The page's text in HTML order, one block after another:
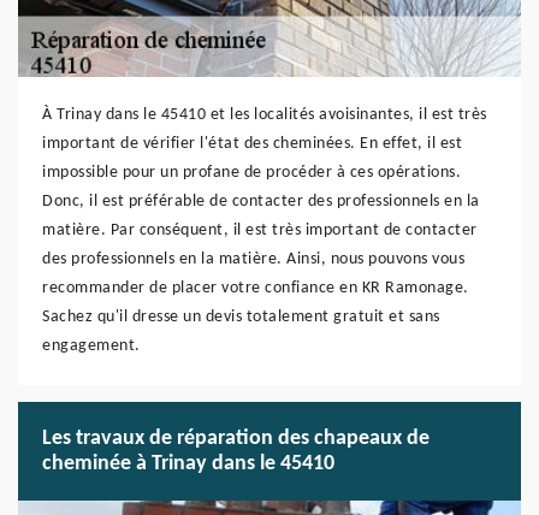
À Trinay dans le 45410 et les localités avoisinantes, il est très
important de vérifier l'état des cheminées. En effet, il est
impossible pour un profane de procéder à ces opérations.
Donc, il est préférable de contacter des professionnels en la
matière. Par conséquent, il est très important de contacter
des professionnels en la matière. Ainsi, nous pouvons vous
recommander de placer votre confiance en KR Ramonage.
Sachez qu'il dresse un devis totalement gratuit et sans
engagement.
Les travaux de réparation des chapeaux de
cheminée à Trinay dans le 45410